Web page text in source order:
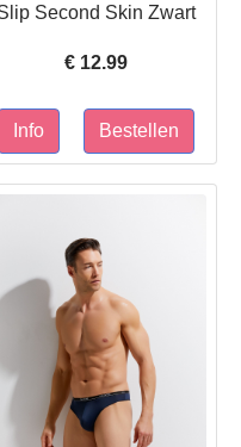
Second Skin Zwart
€ 12.99